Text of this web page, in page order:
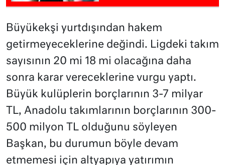
Büyükekşi yurtdışından hakem
getirmeyeceklerine değindi. Ligdeki takım
sayısının 20 mi 18 mi olacağına daha
sonra karar vereceklerine vurgu yaptı.
Büyük kulüplerin borçlarının 3-7 milyar
TL, Anadolu takımlarının borçlarının 300-
500 milyon TL olduğunu söyleyen
Başkan, bu durumun böyle devam
etmemesi için altyapıya yatırımın